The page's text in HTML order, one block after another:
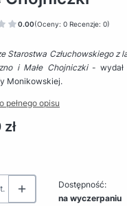
0.00(Oceny: 0 Recenzje: 0)
Starostwa Człuchowskiego z
i Małe Chojniczki- wydał
Monikowskiej.
pełnego opisu
Dostępność:
na wyczerpaniu